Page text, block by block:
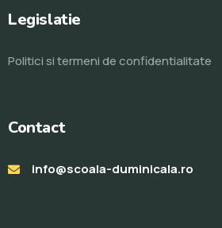
Legislatie
Politici si termeni de confidentialitate
Contact
info@scoala-duminicala.ro